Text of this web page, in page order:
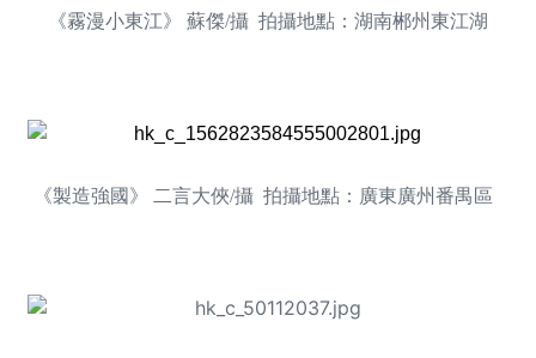
《霧漫小東江》 蘇傑/攝 拍攝地點：湖南郴州東江湖
《製造強國》 二言大俠/攝 拍攝地點：廣東廣州番禺區